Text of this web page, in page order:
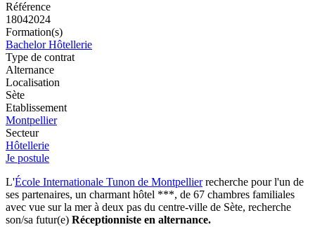
Référence
18042024
Formation(s)
Bachelor Hôtellerie
Type de contrat
Alternance
Localisation
Sète
Etablissement
Montpellier
Secteur
Hôtellerie
Je postule
L'École Internationale Tunon de Montpellierrecherche pour l'un de
ses partenaires, un charmant hôtel ***, de 67 chambres familiales
avec vue sur la mer à deux pas du centre-ville de Sète, recherche
son/sa futur(e) Réceptionniste en alternance.